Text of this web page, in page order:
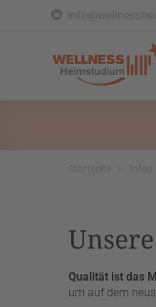
Startseite Infos
Qualität ist das
um auf dem